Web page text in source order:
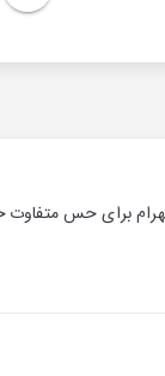
برای حس متفاوت